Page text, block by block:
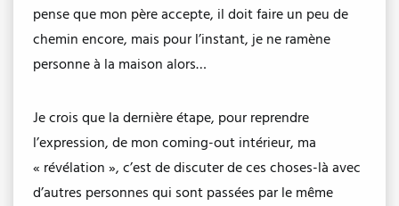
pense que mon père accepte, il doit faire un peu de
chemin encore, mais pour l’instant, je ne ramène
personne à la maison alors…
Je crois que la dernière étape, pour reprendre
l’expression, de mon coming-out intérieur, ma
« révélation », c’est de discuter de ces choses-là avec
d’autres personnes qui sont passées par le même